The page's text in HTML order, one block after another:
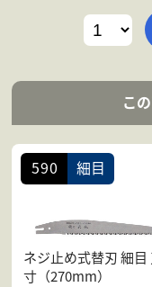
こ
ネジ止め式替刃 細目
寸（270mm）
590 細目